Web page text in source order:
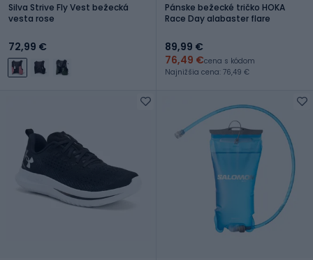
Silva Strive Fly Vest bežecká
vesta rose
72,99 €
Pánske bežecké tričko HOKA
Race Day alabaster flare
89,99 €
76,49 €cena s kódom
Najnižšia cena: 76,49 €